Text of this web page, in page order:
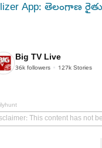
App: తెలంగాణ
Big TV Live
36k followers 127k Stories
: This content has not